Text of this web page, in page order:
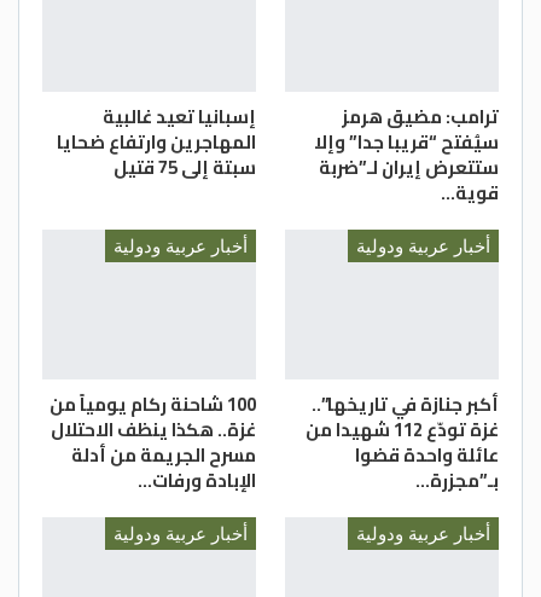
ترامب: مضيق هرمز
سيُفتح “قريبا جدا” وإلا
ستتعرض إيران لـ”ضربة
قوية…
إسبانيا تعيد غالبية
المهاجرين وارتفاع ضحايا
سبتة إلى 75 قتيل
أخبار عربية ودولية
أكبر جنازة في تاريخها”..
غزة تودّع 112 شهيدا من
عائلة واحدة قضوا
بـ”مجزرة…
أخبار عربية ودولية
100 شاحنة ركام يومياً من
غزة.. هكذا ينظف الاحتلال
مسرح الجريمة من أدلة
الإبادة ورفات…
أخبار عربية ودولية أخبار عربية ودولية